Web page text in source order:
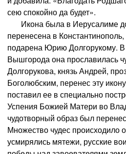
сею спокойно да будет».
Икона была в Иерусалиме
перенесена в
подарена Юрию Долгорукому.
Вышгорода она прославилась
Долгорукова, князь Андрей,
Боголюбским, перенес эту
поставил ее в специально
Успения Божией Матери во
чудотворный образ был
Множество чудес происходило
усмирялись мятежи, русские